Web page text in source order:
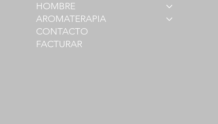
HOMBRE
AROMATERAPIA
CONTACTO
FACTURAR